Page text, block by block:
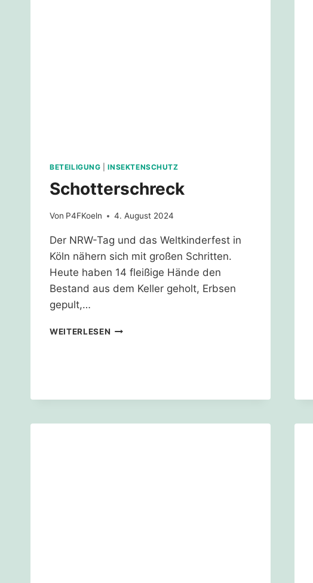
BETEILIGUNG |INSEKTENSCHUTZ
Schotterschreck
Von P4FKoeln 4. August 2024
Der NRW-Tag und das Weltkinderfest in
Köln nähern sich mit großen Schritten.
Heute haben 14 fleißige Hände den
Bestand aus dem Keller geholt, Erbsen
gepult,…
WEITERLESEN SCHOTTERSCHRECK